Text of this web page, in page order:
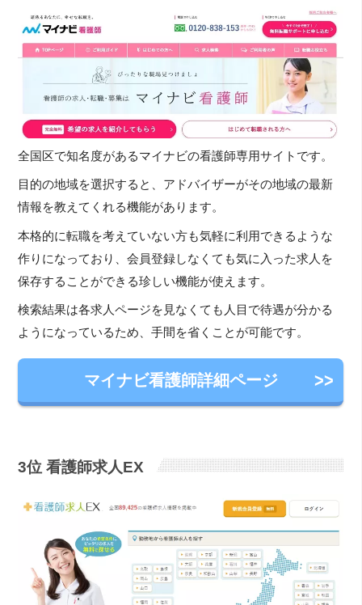
全国区で知名度があるマイナビの看護師専用サイトです。
目的の地域を選択すると、アドバイザーがその地域の最新
情報を教えてくれる機能があります。
本格的に転職を考えていない方も気軽に利用できるような
作りになっており、会員登録しなくても気に入った求人を
保存することができる珍しい機能が使えます。
検索結果は各求人ページを見なくても人目で待遇が分かる
ようになっているため、手間を省くことが可能です。
マイナビ看護師詳細ページ
3位 看護師求人EX